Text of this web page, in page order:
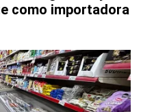
como importadora